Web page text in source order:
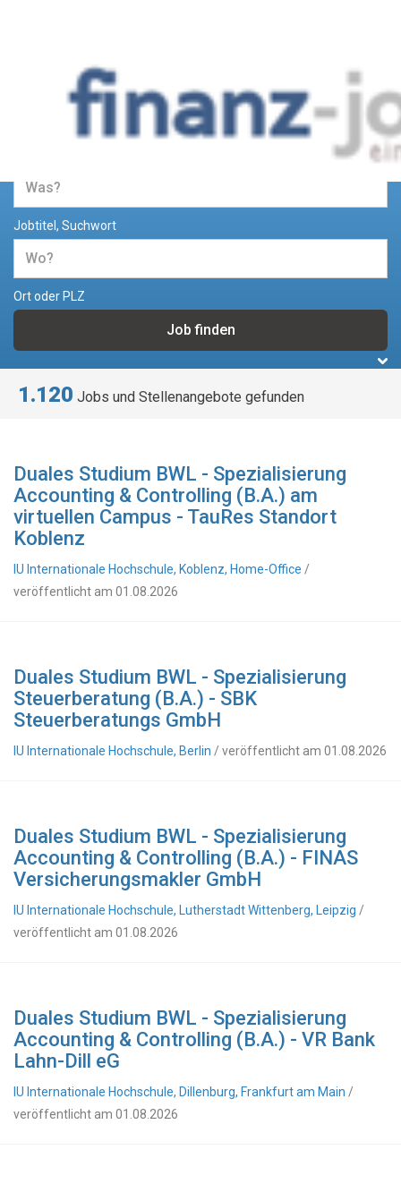
Jobs und Stellenangebote im
Bereich Finanzen
Jobtitel, Suchwort
Ort oder PLZ
1.120 Jobs und Stellenangebote gefunden
Duales Studium BWL - Spezialisierung
Accounting & Controlling (B.A.) am
virtuellen Campus - TauRes Standort
Koblenz
IU Internationale Hochschule, Koblenz, Home-Office /
veröffentlicht am 01.08.2026
Duales Studium BWL - Spezialisierung
Steuerberatung (B.A.) - SBK
Steuerberatungs GmbH
IU Internationale Hochschule, Berlin / veröffentlicht am 01.08.2026
Duales Studium BWL - Spezialisierung
Accounting & Controlling (B.A.) - FINAS
Versicherungsmakler GmbH
IU Internationale Hochschule, Lutherstadt Wittenberg, Leipzig /
veröffentlicht am 01.08.2026
Duales Studium BWL - Spezialisierung
Accounting & Controlling (B.A.) - VR Bank
Lahn-Dill eG
IU Internationale Hochschule, Dillenburg, Frankfurt am Main /
veröffentlicht am 01.08.2026